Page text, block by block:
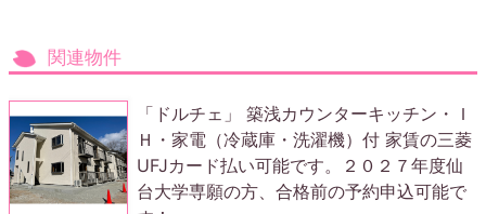
関連物件
「ドルチェ」 築浅カウンターキッチン・Ｉ
Ｈ・家電（冷蔵庫・洗濯機）付 家賃の三菱
UFJカード払い可能です。２０２７年度仙
台大学専願の方、合格前の予約申込可能で